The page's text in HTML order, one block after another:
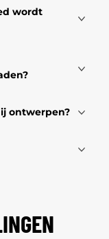
wordt
ontwerpen?